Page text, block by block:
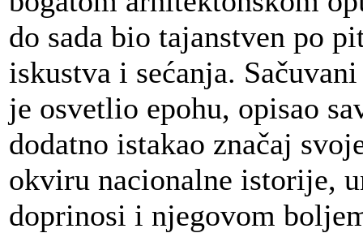
do sada bio tajanstven po
iskustva i sećanja.
je osvetlio epohu, opisao
dodatno istakao značaj
okviru nacionalne istorije,
doprinosi i njegovom